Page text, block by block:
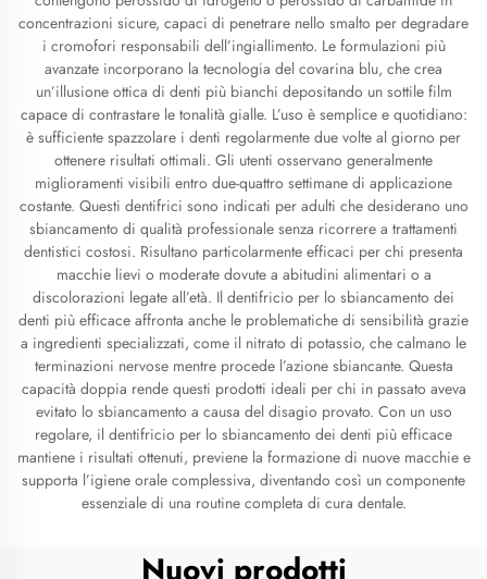
concentrazioni sicure, capaci di penetrare nello smalto per degradare
i cromofori responsabili dell’ingiallimento. Le formulazioni più
avanzate incorporano la tecnologia del covarina blu, che crea
un’illusione ottica di denti più bianchi depositando un sottile film
capace di contrastare le tonalità gialle. L’uso è semplice e quotidiano:
è sufficiente spazzolare i denti regolarmente due volte al giorno per
ottenere risultati ottimali. Gli utenti osservano generalmente
miglioramenti visibili entro due-quattro settimane di applicazione
costante. Questi dentifrici sono indicati per adulti che desiderano uno
sbiancamento di qualità professionale senza ricorrere a trattamenti
dentistici costosi. Risultano particolarmente efficaci per chi presenta
macchie lievi o moderate dovute a abitudini alimentari o a
discolorazioni legate all’età. Il dentifricio per lo sbiancamento dei
denti più efficace affronta anche le problematiche di sensibilità grazie
a ingredienti specializzati, come il nitrato di potassio, che calmano le
terminazioni nervose mentre procede l’azione sbiancante. Questa
capacità doppia rende questi prodotti ideali per chi in passato aveva
evitato lo sbiancamento a causa del disagio provato. Con un uso
regolare, il dentifricio per lo sbiancamento dei denti più efficace
mantiene i risultati ottenuti, previene la formazione di nuove macchie e
supporta l’igiene orale complessiva, diventando così un componente
essenziale di una routine completa di cura dentale.
Nuovi prodotti